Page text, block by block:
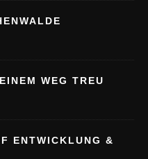
WEG TREU
ENTWICKLUNG &